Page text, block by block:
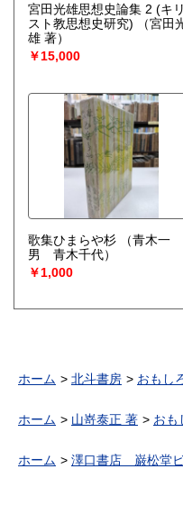
宮田光雄思想史論集 2 (キリ
スト教思想史研究)
（宮田
雄 著）
￥15,000
歌集ひまらや杉
（青木一
男 青木千代）
￥1,000
ホーム 北斗書房 おもし
ホーム 山嵜泰正 著 おも
ホーム 澤口書店 巌松堂